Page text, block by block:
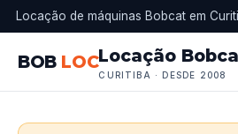
Locação de máquinas Bobcat em
BOB LOCLocação
CURITIBA · DESDE 2008